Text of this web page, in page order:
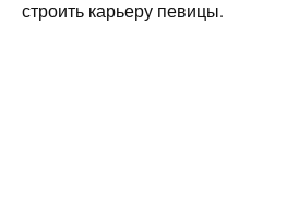
строить карьеру певицы.